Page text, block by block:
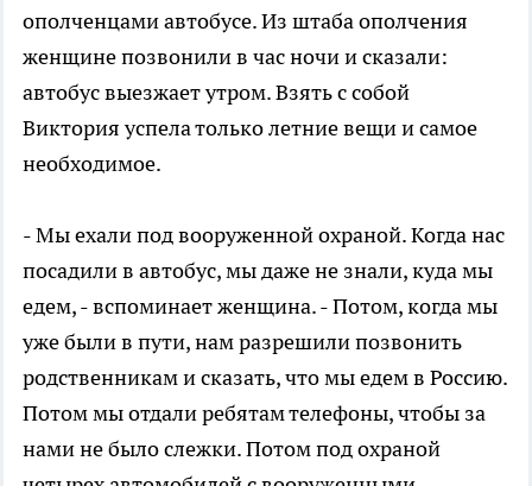
ополченцами автобусе. Из штаба ополчения
женщине позвонили в час ночи и сказали:
автобус выезжает утром. Взять с собой
Виктория успела только летние вещи и самое
необходимое.
- Мы ехали под вооруженной охраной. Когда нас
посадили в автобус, мы даже не знали, куда мы
едем, - вспоминает женщина. - Потом, когда мы
уже были в пути, нам разрешили позвонить
родственникам и сказать, что мы едем в Россию.
Потом мы отдали ребятам телефоны, чтобы за
нами не было слежки. Потом под охраной